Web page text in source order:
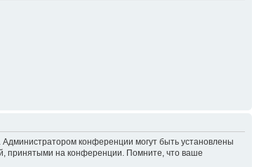
конференции могут быть установлены
принятыми на конференции. Помните, что ваше